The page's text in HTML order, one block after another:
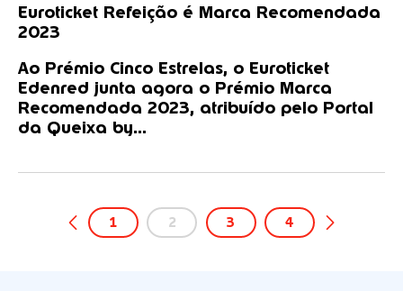
Euroticket Refeição é Marca Recomendada
2023
Ao Prémio Cinco Estrelas, o Euroticket
Edenred junta agora o Prémio Marca
Recomendada 2023, atribuído pelo Portal
da Queixa by...
1 2 3 4